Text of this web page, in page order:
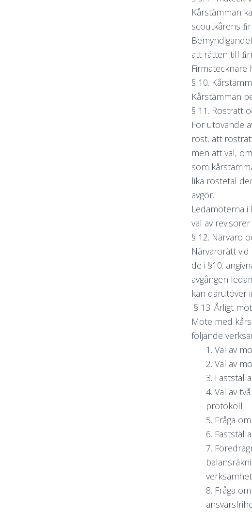
Kårstämman
scoutkårens
att rätten till
Firmatecknare
§ 10.
Kårstämman
§ 11. Rösträtt
För utövande
röst, att
men att val,
som
lika röstetal
avgör.
Ledamöterna
val av
§ 12. Närvaro
Närvarorätt
de i §10.
avgången
kan därutöver
§ 13. Årligt
Möte med
följande
1. Val av
2. Val av
3.
4. Val av
protokoll
5. Fråga
6.
7.
8. Fråga